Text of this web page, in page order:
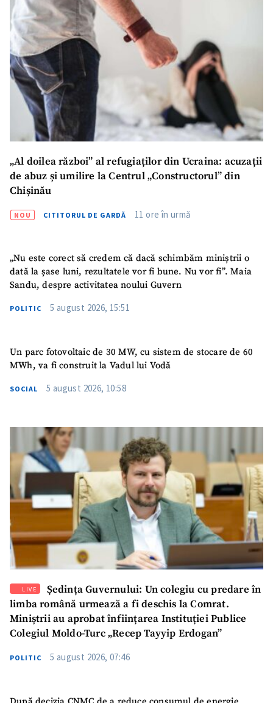
SUSȚINE
„Al doilea război” al refugiaților din Ucraina: acuzații
de abuz și umilire la Centrul „Constructorul” din
Chișinău
NOU CITITORUL DE GARDĂ 11 ore în urmă
„Nu este corect să credem că dacă schimbăm miniștrii o
dată la șase luni, rezultatele vor fi bune. Nu vor fi”. Maia
Sandu, despre activitatea noului Guvern
POLITIC 5 august 2026, 15:51
Un parc fotovoltaic de 30 MW, cu sistem de stocare de 60
MWh, va fi construit la Vadul lui Vodă
SOCIAL 5 august 2026, 10:58
LIVE
Ședința Guvernului: Un colegiu cu predare în
limba română urmează a fi deschis la Comrat.
Miniștrii au aprobat înființarea Instituției Publice
Colegiul Moldo-Turc „Recep Tayyip Erdogan”
POLITIC 5 august 2026, 07:46
CONTACT SURSĂ
Sursă anonimă
+ Numele meu
Email + Emailul meu
Telefon
+ Telefon personal
Am citit și sunt de
acord cupolitica de
TRIMITE ȘTIREA